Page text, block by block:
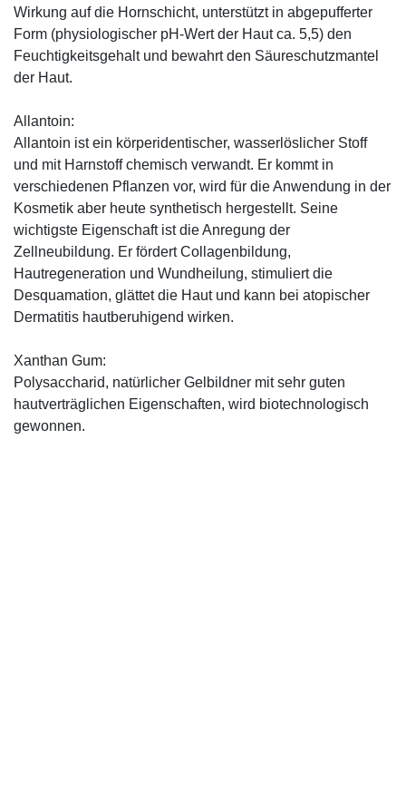
Wirkung auf die Hornschicht, unterstützt in abgepufferter
Form (physiologischer pH-Wert der Haut ca. 5,5) den
Feuchtigkeitsgehalt und bewahrt den Säureschutzmantel
der Haut.
Allantoin:
Allantoin ist ein körperidentischer, wasserlöslicher Stoff
und mit Harnstoff chemisch verwandt. Er kommt in
verschiedenen Pflanzen vor, wird für die Anwendung in der
Kosmetik aber heute synthetisch hergestellt. Seine
wichtigste Eigenschaft ist die Anregung der
Zellneubildung. Er fördert Collagenbildung,
Hautregeneration und Wundheilung, stimuliert die
Desquamation, glättet die Haut und kann bei atopischer
Dermatitis hautberuhigend wirken.
Xanthan Gum:
Polysaccharid, natürlicher Gelbildner mit sehr guten
hautverträglichen Eigenschaften, wird biotechnologisch
gewonnen.